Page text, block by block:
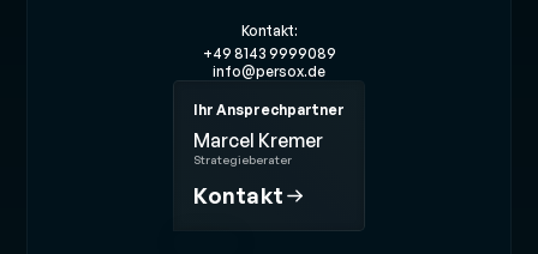
Kontakt:
+49 8143 9999089
info@persox.de
Ihr Ansprechpartner
Marcel Kremer
Strategieberater
Kontakt